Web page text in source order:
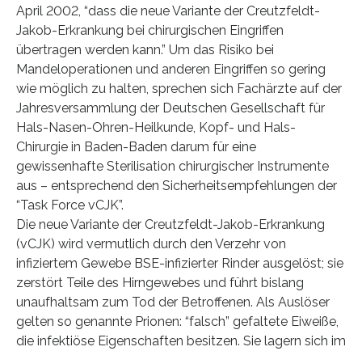
April 2002, “dass die neue Variante der Creutzfeldt-
Jakob-Erkrankung bei chirurgischen Eingriffen
übertragen werden kann.” Um das Risiko bei
Mandeloperationen und anderen Eingriffen so gering
wie möglich zu halten, sprechen sich Fachärzte auf der
Jahresversammlung der Deutschen Gesellschaft für
Hals-Nasen-Ohren-Heilkunde, Kopf- und Hals-
Chirurgie in Baden-Baden darum für eine
gewissenhafte Sterilisation chirurgischer Instrumente
aus – entsprechend den Sicherheitsempfehlungen der
“Task Force vCJK”.
Die neue Variante der Creutzfeldt-Jakob-Erkrankung
(vCJK) wird vermutlich durch den Verzehr von
infiziertem Gewebe BSE-infizierter Rinder ausgelöst; sie
zerstört Teile des Hirngewebes und führt bislang
unaufhaltsam zum Tod der Betroffenen. Als Auslöser
gelten so genannte Prionen: “falsch” gefaltete Eiweiße,
die infektiöse Eigenschaften besitzen. Sie lagern sich im